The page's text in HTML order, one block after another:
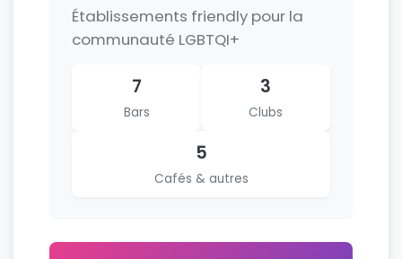
Établissements friendly pour la
communauté LGBTQI+
7
Bars
3
Clubs
5
Cafés & autres